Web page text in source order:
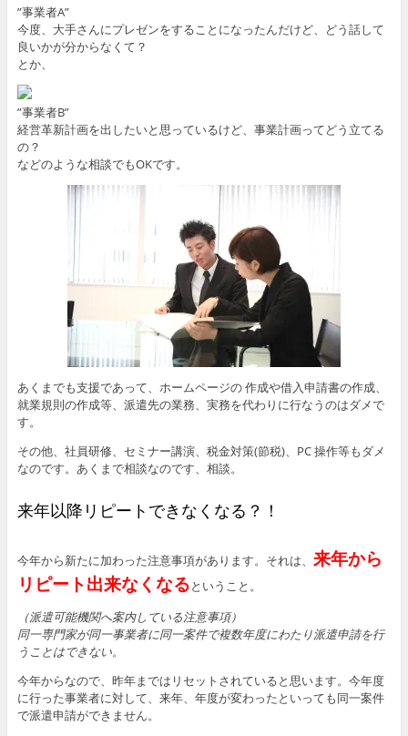
”事業者A”
今度、大手さんにプレゼンをすることになったんだけど、どう話して
良いかが分からなくて？
とか、
”事業者B”
経営革新計画を出したいと思っているけど、事業計画ってどう立てる
の？
などのような相談でもOKです。
あくまでも支援であって、ホームページの 作成や借入申請書の作成、
就業規則の作成等、派遣先の業務、実務を代わりに行なうのはダメで
す。
その他、社員研修、セミナー講演、税金対策(節税)、PC 操作等もダメ
なのです。あくまで相談なのです、相談。
来年以降リピートできなくなる？！
今年から新たに加わった注意事項があります。それは、 来年から
リピート出来なくなるということ。
（派遣可能機関へ案内している注意事項）
同一専門家が同一事業者に同一案件で複数年度にわたり派遣申請を行
うことはできない。
今年からなので、昨年まではリセットされていると思います。今年度
に行った事業者に対して、来年、年度が変わったといっても同一案件
で派遣申請ができません。